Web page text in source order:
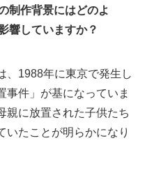
制作背景にはどのよ
響していますか？
、1988年に東京で発生し
事件」が基になっていま
親に放置された子供たち
いたことが明らかになり